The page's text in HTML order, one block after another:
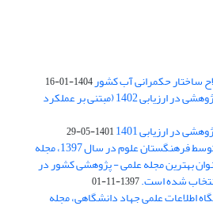
ساختار حکمرانی آب کشور1404-01-16
کسب رتبه الف مجلات علمی پژوهشی در ارزیابی 1402 (مبتنی بر عملکرد
در ارزیابی 1401 1401-05-29
بر اساس ارزیابی انجام شده توسط فرهنگستان علوم در سال 1397، مجله
بهترین مجله علمی - پژوهشی کشور در
شده است.1397-11-01
اطلاعات علمی جهاد دانشگاهی، مجله